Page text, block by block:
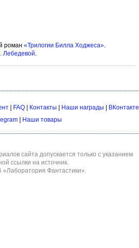
роман «Трилогии Билла Ходжеса»
Лебедевой
| FAQ| Контакты | Наши награды | ВКонтакте
| Наши товары
сайта допускается только с указанием
ссылки на источник.
«Лаборатория Фантастики»